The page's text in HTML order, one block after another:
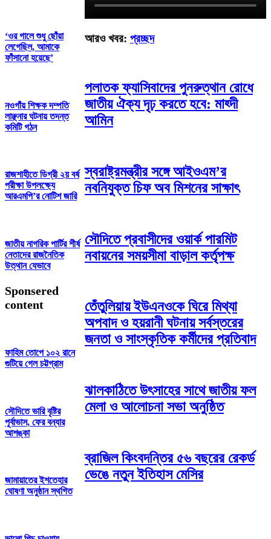
‘ওর গালে শুধু ছোঁয়া
লেগেছিল, আমাকে
ফাঁসানো হয়েছে’
নওগাঁয় শিক্ষক দম্পতি
লাঞ্ছনার ঘটনায় তদন্ত
কমিটি গঠন
রাজশাহীতে ডিগ্রী ২য় বর্ষ
পরীক্ষা উপলক্ষ্যে
আরএমপি’র নোটিশ জারি
জাতীয় নাগরিক পার্টির শীর্ষ
নেতাদের রাজনৈতিক
উত্থান যেভাবে
Sponsered
content
ফাহিম তোপে ১০২ রানে
গুটিয়ে গেল চট্টগ্রাম
সৌদিতে ভারি বৃষ্টির
পূর্বাভাস, ফের বন্যার
আশঙ্কা
জামায়াতের ইশতেহার
ঘোষণা অনুষ্ঠান স্থগিত
আরও খবর: প্রচ্ছদ
পলাতক ফ্যাসিবাদের পুনরুত্থান রোধে
জাতীয় ঐক্য দৃঢ় করতে হবে: মাহ্দী
আমিন
স্বরাষ্ট্রমন্ত্রীর সঙ্গে আইওএম’র
নবনিযুক্ত চিফ অব মিশনের সাক্ষাৎ
সৌদিতে প্রবাসীদের ওয়ার্ক পারমিট
নবায়নের সময়সীমা বাড়াল কর্তৃপক্ষ
তেঁতুলিয়ায় ইউএনওকে ঘিরে মিথ্যা
অপবাদ ও হয়রানী ঘটনায় সর্বস্তরের
জনতা ও সাংস্কৃতিক কর্মীদের প্রতিবাদ
ঝালকাঠিতে উৎসাহের সাথে জাতীয় ফল
মেলা ও আলোচনা সভা অনুষ্ঠিত
ব্রাজিল কিংবদন্তির ৫৬ বছরের রেকর্ড
ভেঙে নতুন ইতিহাস মেসির